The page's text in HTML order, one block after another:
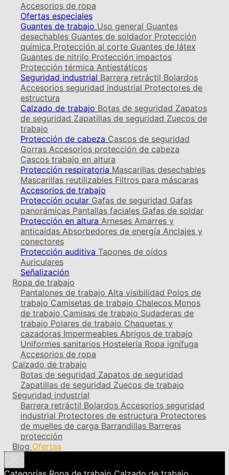
Accesorios de ropa
Ofertas especiales
Guantes de trabajo Uso general Guantes
desechables Guantes de soldador Protección
química Protección al corte Guantes de látex
Guantes de nitrilo Protección impactos
Protección térmica Antiestáticos
Seguridad industrial Barrera retráctil Bolardos
Accesorios seguridad industrial Protectores de
estructura
Calzado de trabajo Botas de seguridad Zapatos
de seguridad Zapatillas de seguridad Zuecos de
trabajo
Protección de cabeza Cascos de seguridad
Gorras Accesorios protección de cabeza
Cascos trabajo en altura
Protección respiratoria Mascarillas desechables
Mascarillas reutilizables Filtros para máscaras
Accesorios de trabajo
Protección ocular Gafas de seguridad Gafas
panorámicas Pantallas faciales Gafas de soldar
Protección en altura Arneses Amarres y
anticaídas Absorbedores de energía Anclajes y
conectores
Protección auditiva Tapones de oídos
Auriculares
Señalización
Ropa de trabajo
Pantalones de trabajo Alta visibilidad Polos de
trabajo Camisetas de trabajo Chalecos Monos
de trabajo Camisas de trabajo Sudaderas de
trabajo Polares de trabajo Chaquetas y
cazadoras Impermeables Abrigos de trabajo
Uniformes sanitarios Hostelería Ropa ignífuga
Accesorios de ropa
Calzado de trabajo
Botas de seguridad Zapatos de seguridad
Zapatillas de seguridad Zuecos de trabajo
Seguridad industrial
Barrera retráctil Bolardos Accesorios seguridad
industrial Protectores de estructura Protectores
de muelles de carga Barrandillas Barreras
protección
Blog Ofertas